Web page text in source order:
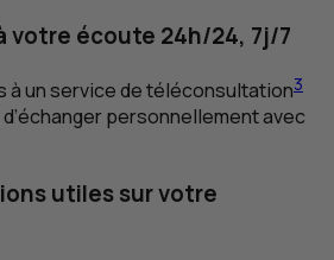
votre écoute 24h/24, 7j/7
à un service de téléconsultation3
personnellement avec
utiles sur votre